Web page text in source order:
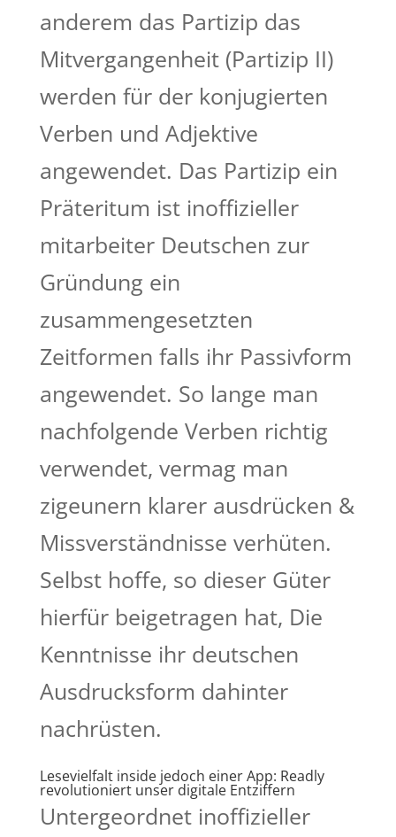
anderem das Partizip das
Mitvergangenheit (Partizip II)
werden für der konjugierten
Verben und Adjektive
angewendet. Das Partizip ein
Präteritum ist inoffizieller
mitarbeiter Deutschen zur
Gründung ein
zusammengesetzten
Zeitformen falls ihr Passivform
angewendet. So lange man
nachfolgende Verben richtig
verwendet, vermag man
zigeunern klarer ausdrücken &
Missverständnisse verhüten.
Selbst hoffe, so dieser Güter
hierfür beigetragen hat, Die
Kenntnisse ihr deutschen
Ausdrucksform dahinter
nachrüsten.
Lesevielfalt inside jedoch einer App: Readly
revolutioniert unser digitale Entziffern
Untergeordnet inoffizieller